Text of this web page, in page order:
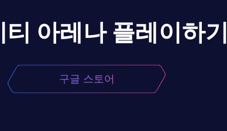
티 아레나 플레이하기
구글 스토어